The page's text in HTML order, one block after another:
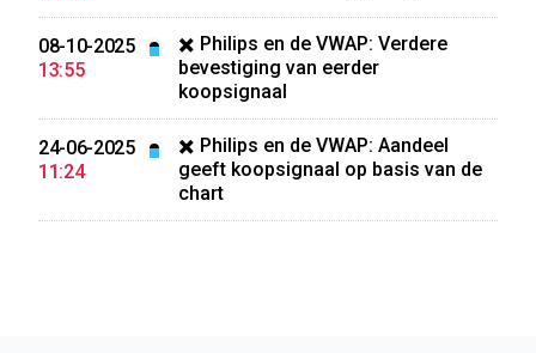
08-10-2025
13:55
✖️ Philips en de VWAP: Verdere
bevestiging van eerder
koopsignaal
24-06-2025
11:24
✖️ Philips en de VWAP: Aandeel
geeft koopsignaal op basis van de
chart